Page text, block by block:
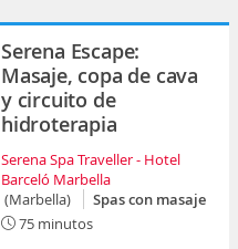
Serena Escape:
Masaje, copa de cava
y circuito de
hidroterapia
Serena Spa Traveller - Hotel
Barceló Marbella
(Marbella)
Spas con masaje
75 minutos